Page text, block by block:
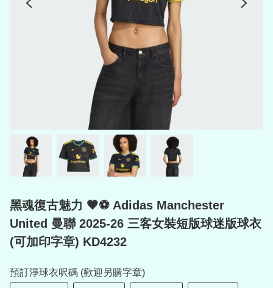
黑魂復古魅力 🖤⚽ Adidas Manchester
United 曼聯 2025-26 三客女裝短版球迷版球衣
(可加印字章) KD4232
預訂淨球衣呎碼 (歡迎另購字章)